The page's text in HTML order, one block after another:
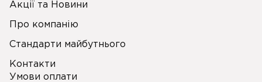
Акції та Новини
Про компанію
Стандарти майбутнього
Контакти
Умови оплати